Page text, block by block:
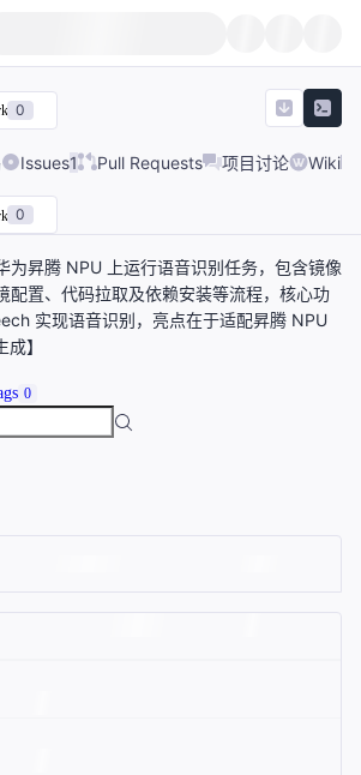
0
Issues1 Pull Requests 项目讨论 Wiki
0
为昇腾 NPU 上运行语音识别任务，包含镜像
配置、代码拉取及依赖安装等流程，核心功
实现语音识别，亮点在于适配昇腾 NPU
】
0